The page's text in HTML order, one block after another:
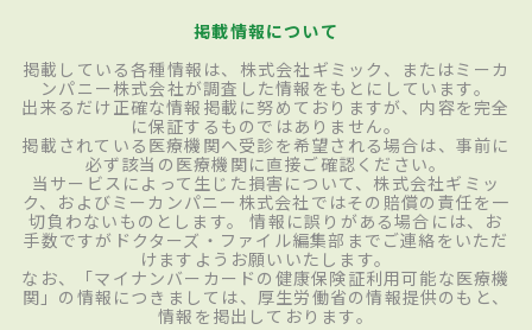
掲載情報について
掲載している各種情報は、株式会社ギミック、またはミーカ
ンパニー株式会社が調査した情報をもとにしています。
出来るだけ正確な情報掲載に努めておりますが、内容を完全
に保証するものではありません。
掲載されている医療機関へ受診を希望される場合は、事前に
必ず該当の医療機関に直接ご確認ください。
当サービスによって生じた損害について、株式会社ギミッ
ク、およびミーカンパニー株式会社ではその賠償の責任を一
切負わないものとします。 情報に誤りがある場合には、お
手数ですがドクターズ・ファイル編集部までご連絡をいただ
けますようお願いいたします。
なお、「マイナンバーカードの健康保険証利用可能な医療機
関」の情報につきましては、厚生労働省の情報提供のもと、
情報を掲出しております。